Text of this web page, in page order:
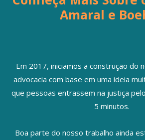
Amaral e
Em 2017, iniciamos a construção do
advocacia com base em uma ideia
que pessoas entrassem na justiça
5 minutos.
Boa parte do nosso trabalho ainda